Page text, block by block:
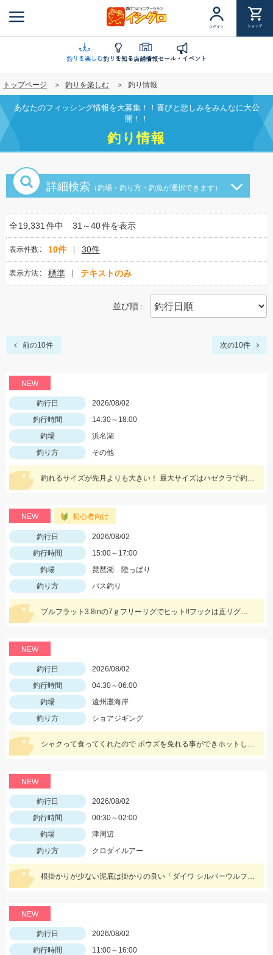
ン
に
移
動
ログイン ショップ
釣りを楽しむ釣りを知る店舗情報セール・イベント
トップページ 釣りを楽しむ 釣り情報
あなたのフィッシング情報を大募集！！喜びと悲しみをみんなに大公
開！！
釣り情報
詳細検索 （釣場・釣り方・釣魚が選択できます）
全19,331 件中 31～40件を表示
表示件数 10件 30件
表示方法 標準 テキストのみ
並び順
前の10件 次の10件
NEW
釣行日
2026/08/02
釣行時間
14:30～18:00
釣場
浜名湖
釣り方
その他
釣れるサイズが先月よりも大きい！ 最大サイズはハゼクラで釣れました♪ 夕マヅメは一面ボイルだらけ！！果たして結果は...
NEW 初心者向け
釣行日
2026/08/02
釣行時間
15:00～17:00
釣場
琵琶湖 陸っぱり
釣り方
バス釣り
ブルフラット3.8inの7ｇフリーリグでヒット!!フックは直リグフック、ラインはツリノフロロがオススメです!!カバー撃ちが熱い時期になってきましたよ♪
NEW
釣行日
2026/08/02
釣行時間
04:30～06:00
釣場
遠州灘海岸
釣り方
ショアジギング
シャクって食ってくれたので ボウズを免れる事ができホットしました。
NEW
釣行日
2026/08/02
釣行時間
00:30～02:00
釣場
津周辺
釣り方
クロダイルアー
根掛かりが少ない泥底は掛かりの良い「ダイワ シルバーウルフフックSSストレート」「がまかつ 触角フック」がGOOD！
NEW
釣行日
2026/08/02
釣行時間
11:00～16:00